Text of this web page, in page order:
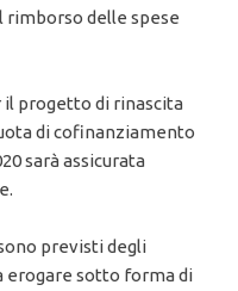
rimborso delle spese
il progetto di rinascita
di cofinanziamento
sarà assicurata
previsti degli
erogare sotto forma di